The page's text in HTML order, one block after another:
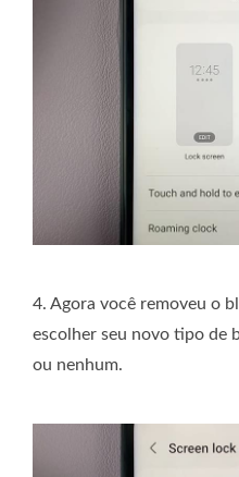
4. Agora você removeu o
escolher seu novo tipo de
ou nenhum.